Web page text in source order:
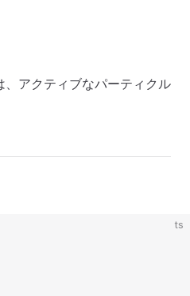
、アクティブなパーティクル
ts